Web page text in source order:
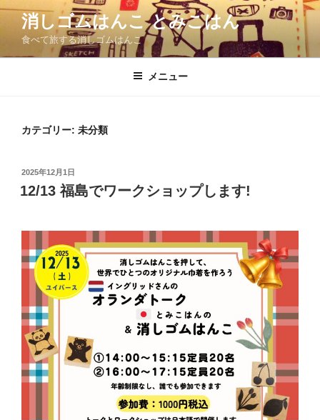
コ
ン
消しゴムはんこ とみこはん
食べて旅する消しゴムはんこ
メニュー
カテゴリー: 未分類
投
稿
日:
2025年12月1日
12/13 福島でワークショップします!